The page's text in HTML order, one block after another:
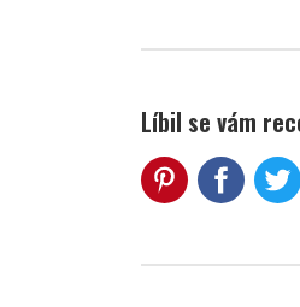
Líbil se vám